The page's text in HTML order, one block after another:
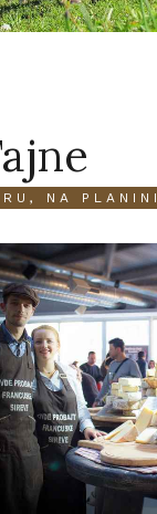
NA PLANINI